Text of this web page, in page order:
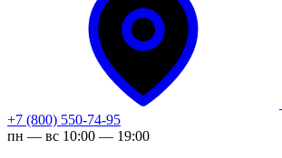
+7 (800) 550-74-95
пн — вс 10:00 — 19:00